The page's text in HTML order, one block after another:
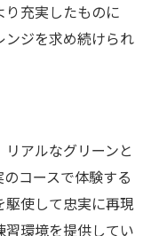
充実したものに
ンジを求め続けられ
アルなグリーンと
コースで体験する
使して忠実に再現